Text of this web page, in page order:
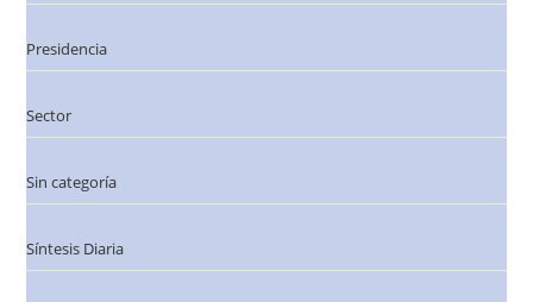
Presidencia
Sector
Sin categoría
Síntesis Diaria